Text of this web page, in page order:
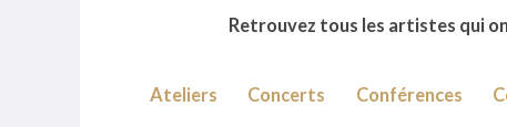
Retrouvez tous les artistes qui
Ateliers Concerts Conférences